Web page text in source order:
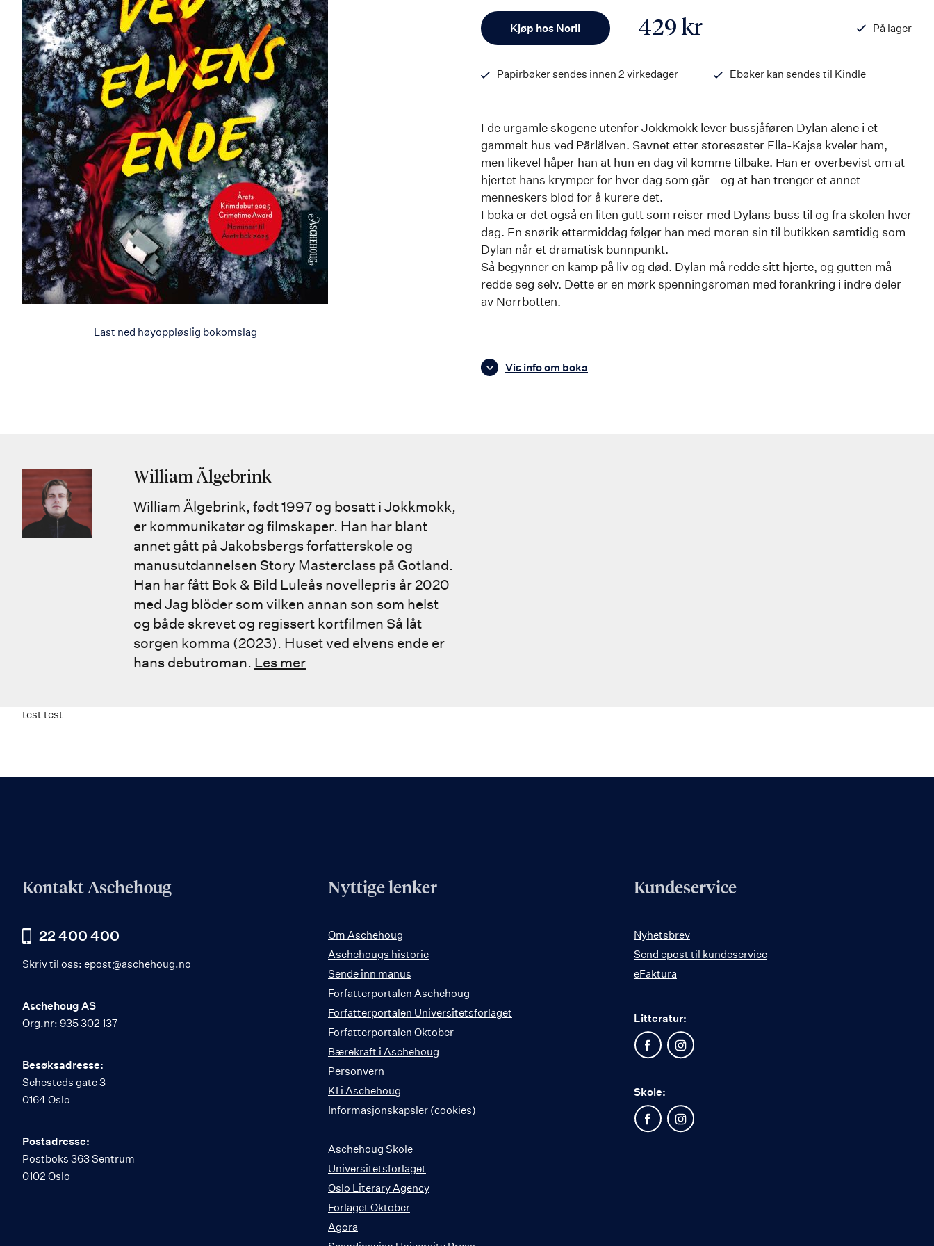
Last ned høyoppløslig bokomslag
Kjøp hos Norli 429 kr
På lager
Papirbøker sendes innen 2 virkedager
Ebøker kan sendes til Kindle
I de urgamle skogene utenfor Jokkmokk lever bussjåføren Dylan alene i et
gammelt hus ved Pärlälven. Savnet etter storesøster Ella-Kajsa kveler ham,
men likevel håper han at hun en dag vil komme tilbake. Han er overbevist om at
hjertet hans krymper for hver dag som går - og at han trenger et annet
menneskers blod for å kurere det.
I boka er det også en liten gutt som reiser med Dylans buss til og fra skolen hver
dag. En snørik ettermiddag følger han med moren sin til butikken samtidig som
Dylan når et dramatisk bunnpunkt.
Så begynner en kamp på liv og død. Dylan må redde sitt hjerte, og gutten må
redde seg selv. Dette er en mørk spenningsroman med forankring i indre deler
av Norrbotten.
Vis info om boka
William Älgebrink
William Älgebrink, født 1997 og bosatt i Jokkmokk,
er kommunikatør og filmskaper. Han har blant
annet gått på Jakobsbergs forfatterskole og
manusutdannelsen Story Masterclass på Gotland.
Han har fått Bok & Bild Luleås novellepris år 2020
med Jag blöder som vilken annan son som helst
og både skrevet og regissert kortfilmen Så låt
sorgen komma (2023). Huset ved elvens ende er
hans debutroman. Les mer
test test
Kontakt Aschehoug
22 400 400
Skriv til oss: epost@aschehoug.no
Aschehoug AS
Org.nr: 935 302 137
Besøksadresse:
Sehesteds gate 3
0164 Oslo
Postadresse:
Postboks 363 Sentrum
0102 Oslo
Nyttige lenker
Om Aschehoug
Aschehougs historie
Sende inn manus
Forfatterportalen Aschehoug
Forfatterportalen Universitetsforlaget
Forfatterportalen Oktober
Bærekraft i Aschehoug
Personvern
KI i Aschehoug
Informasjonskapsler (cookies)
Aschehoug Skole
Universitetsforlaget
Oslo Literary Agency
Forlaget Oktober
Agora
Kundeservice
Nyhetsbrev
Send epost til kundeservice
eFaktura
Litteratur:
Skole: